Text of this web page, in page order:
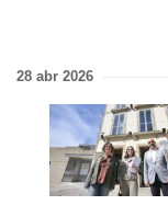
28 abr 2026